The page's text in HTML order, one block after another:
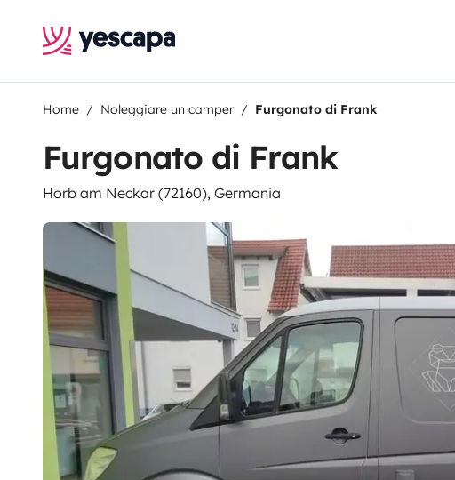
Home Noleggiare un camper Furgonato di Frank
Furgonato di Frank
Horb am Neckar (72160), Germania